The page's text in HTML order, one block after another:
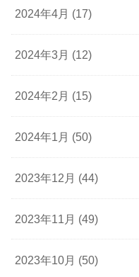
2024年4月 (17)
2024年3月 (12)
2024年2月 (15)
2024年1月 (50)
2023年12月 (44)
2023年11月 (49)
2023年10月 (50)